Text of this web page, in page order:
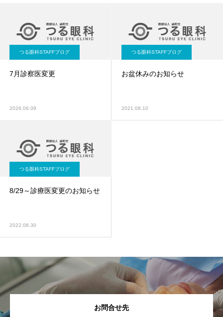
つる眼科STAFFブログ
7月診察医変更
2026.06.09
つる眼科STAFFブログ
お盆休みのお知らせ
2021.08.10
つる眼科STAFFブログ
8/29～診療医変更のお知らせ
2022.08.30
お問合せ先